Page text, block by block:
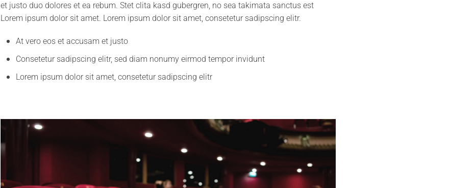
et justo duo dolores et ea rebum. Stet clita kasd gubergren, no sea takimata sanctus est
Lorem ipsum dolor sit amet. Lorem ipsum dolor sit amet, consetetur sadipscing elitr.
At vero eos et accusam et justo
Consetetur sadipscing elitr, sed diam nonumy eirmod tempor invidunt
Lorem ipsum dolor sit amet, consetetur sadipscing elitr